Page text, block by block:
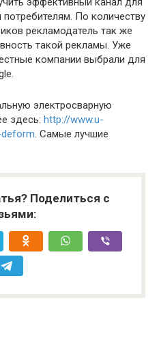
По количеству
рекламодатель так же
такой рекламы. Уже
компании выбрали для
электросварную
здесь: http://www.u-
. Самые лучшие
Поделиться с